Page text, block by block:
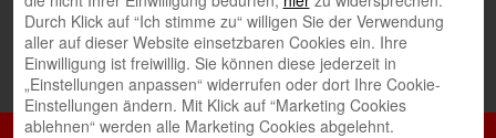
Durch Klick auf “Ich stimme zu“ willigen Sie der Verwendung
aller auf dieser Website einsetzbaren Cookies ein. Ihre
Einwilligung ist freiwillig. Sie können diese jederzeit in
„Einstellungen anpassen“ widerrufen oder dort Ihre Cookie-
Einstellungen ändern. Mit Klick auf “Marketing Cookies
ablehnen“ werden alle Marketing Cookies abgelehnt.